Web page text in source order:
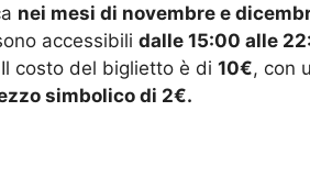
nei mesi di novembre e
accessibili dalle 15:00 alle
costo del biglietto è di 10€, con
simbolico di 2€.